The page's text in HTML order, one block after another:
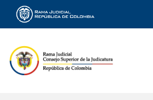
Rama Judicial